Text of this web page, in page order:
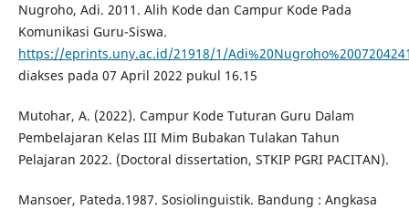
Nugroho, Adi. 2011. Alih Kode dan Campur Kode Pada
Komunikasi Guru-Siswa.
https://eprints.uny.ac.id/21918/1/
diakses pada 07 April 2022 pukul 16.15
Mutohar, A. (2022). Campur Kode Tuturan Guru Dalam
Pembelajaran Kelas III Mim Bubakan Tulakan Tahun
Pelajaran 2022. (Doctoral dissertation, STKIP PGRI PACITAN).
Mansoer, Pateda.1987. Sosiolinguistik. Bandung : Angkasa